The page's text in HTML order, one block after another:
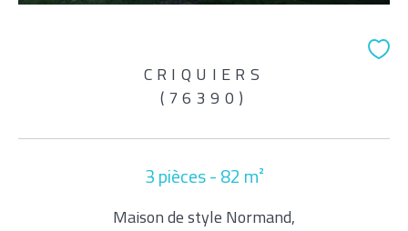
CRIQUIERS
(76390)
3 pièces - 82 m²
Maison de style Normand,
AFFINER LES CRITÈRES